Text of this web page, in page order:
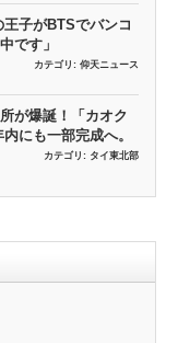
子がBTSでバンコ
です」
カテゴリ: 仰天ニュース
が爆誕！「カオク
にも一部完成へ。
カテゴリ: タイ東北部